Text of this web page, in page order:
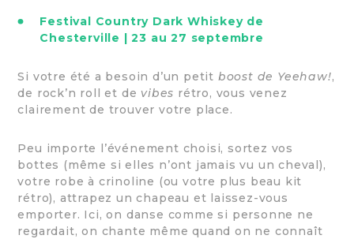
Festival Country Dark Whiskey de
Chesterville | 23 au 27 septembre
Si votre été a besoin d’un petit boost de Yeehaw!,
de rock’n roll et de vibes rétro, vous venez
clairement de trouver votre place.
Peu importe l’événement choisi, sortez vos
bottes (même si elles n’ont jamais vu un cheval),
votre robe à crinoline (ou votre plus beau kit
rétro), attrapez un chapeau et laissez-vous
emporter. Ici, on danse comme si personne ne
regardait, on chante même quand on ne connaît